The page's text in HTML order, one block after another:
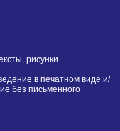
рисунки
в печатном виде и/
без письменного